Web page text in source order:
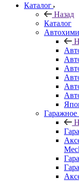
Каталог
Назад
Каталог
Гаражное